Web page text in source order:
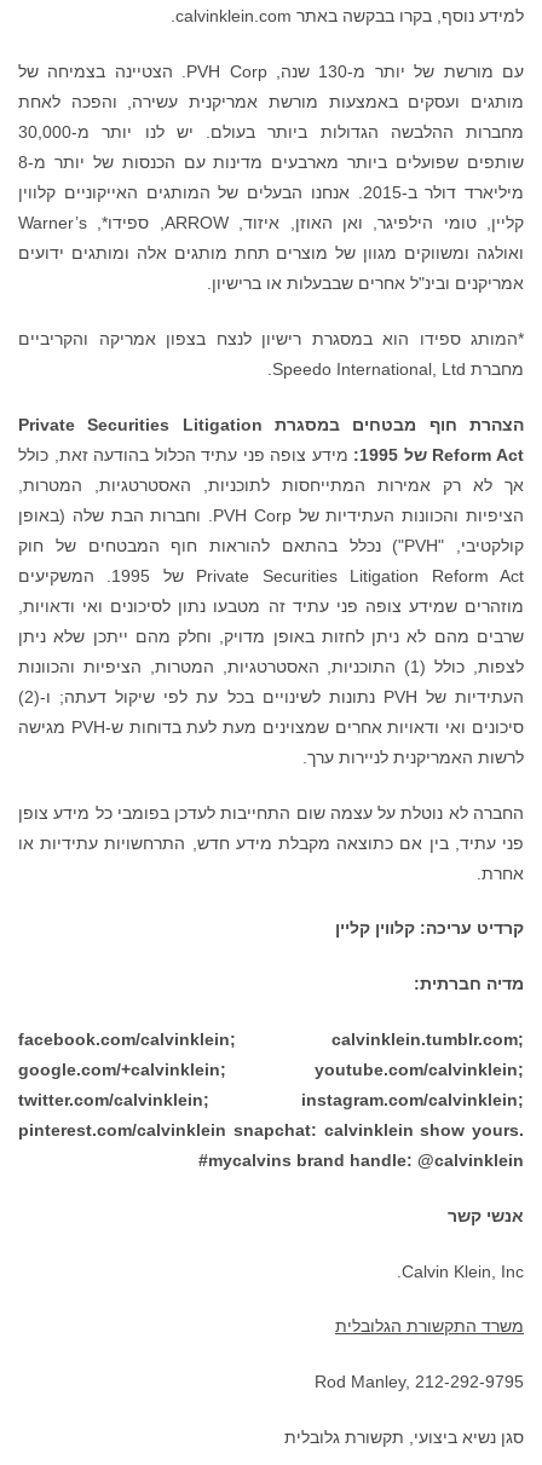
למידע נוסף, בקרו בבקשה באתר calvinklein.com.
עם מורשת של יותר מ-130 שנה, PVH Corp. הצטיינה בצמיחה של
מותגים ועסקים באמצעות מורשת אמריקנית עשירה, והפכה לאחת
מחברות ההלבשה הגדולות ביותר בעולם. יש לנו יותר מ-30,000
שותפים שפועלים ביותר מארבעים מדינות עם הכנסות של יותר מ-8
מיליארד דולר ב-2015. אנחנו הבעלים של המותגים האייקוניים קלווין
קליין, טומי הילפיגר, ואן האוזן, איזוד, ARROW, ספידו*, Warner’s
ואולגה ומשווקים מגוון של מוצרים תחת מותגים אלה ומותגים ידועים
אמריקנים ובינ"ל אחרים שבבעלות או ברישיון.
*המותג ספידו הוא במסגרת רישיון לנצח בצפון אמריקה והקריביים
מחברת Speedo International, Ltd.
הצהרת חוף מבטחים במסגרת Private Securities Litigation
Reform Act של 1995:
מידע צופה פני עתיד הכלול בהודעה זאת, כולל
אך לא רק אמירות המתייחסות לתוכניות, האסטרטגיות, המטרות,
הציפיות והכוונות העתידיות של PVH Corp. וחברות הבת שלה (באופן
קולקטיבי, "PVH") נכלל בהתאם להוראות חוף המבטחים של חוק
Private Securities Litigation Reform Act של 1995. המשקיעים
מוזהרים שמידע צופה פני עתיד זה מטבעו נתון לסיכונים ואי ודאויות,
שרבים מהם לא ניתן לחזות באופן מדויק, וחלק מהם ייתכן שלא ניתן
לצפות, כולל (1) התוכניות, האסטרטגיות, המטרות, הציפיות והכוונות
העתידיות של PVH נתונות לשינויים בכל עת לפי שיקול דעתה; ו-(2)
סיכונים ואי ודאויות אחרים שמצוינים מעת לעת בדוחות ש-PVH מגישה
לרשות האמריקנית לניירות ערך.
החברה לא נוטלת על עצמה שום התחייבות לעדכן בפומבי כל מידע צופן
פני עתיד, בין אם כתוצאה מקבלת מידע חדש, התרחשויות עתידיות או
אחרת.
קרדיט עריכה: קלווין קליין
מדיה חברתית:
facebook.com/calvinklein; calvinklein.tumblr.com;
google.com/+calvinklein; youtube.com/calvinklein;
twitter.com/calvinklein; instagram.com/calvinklein;
pinterest.com/calvinklein snapchat: calvinklein show yours.
#mycalvins brand handle: @calvinklein
אנשי קשר
Calvin Klein, Inc.
משרד התקשורת הגלובלית
Rod Manley, 212-292-9795
סגן נשיא ביצועי, תקשורת גלובלית